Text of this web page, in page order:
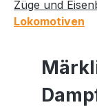
Züge und
Lokomotiven